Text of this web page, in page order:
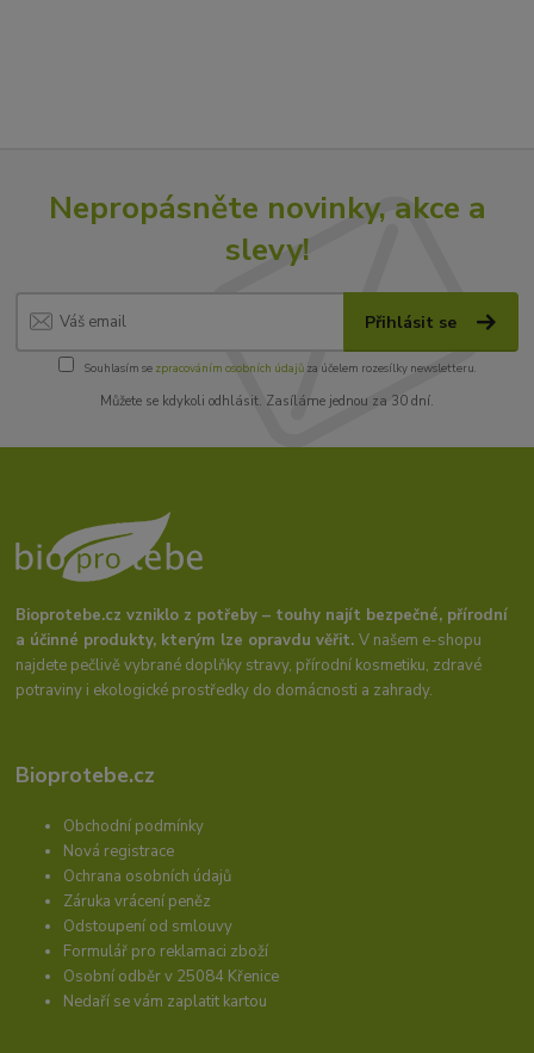
Nepropásněte novinky, akce a
slevy!
Přihlásit se
Souhlasím se zpracováním osobních údajůza účelem rozesílky newsletteru.
Můžete se kdykoli odhlásit. Zasíláme jednou za 30 dní.
Bioprotebe.cz vzniklo z potřeby – touhy najít bezpečné, přírodní
a účinné produkty, kterým lze opravdu věřit.V našem e-shopu
najdete pečlivě vybrané doplňky stravy, přírodní kosmetiku, zdravé
potraviny i ekologické prostředky do domácnosti a zahrady.
Bioprotebe.cz
Obchodní podmínky
Nová registrace
Ochrana osobních údajů
Záruka vrácení peněz
Odstoupení od smlouvy
Formulář pro reklamaci zboží
Osobní odběr v 25084 Křenice
Nedaří se vám zaplatit kartou